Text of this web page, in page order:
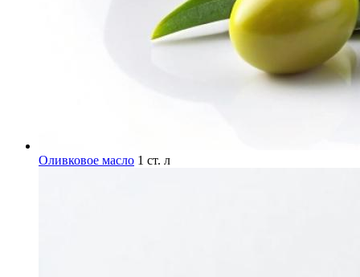
Оливковое масло 1 ст. л